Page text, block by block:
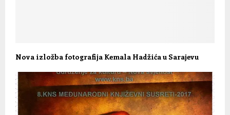
Nova izložba fotografija Kemala Hadžića u Sarajevu